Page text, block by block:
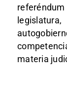
materia